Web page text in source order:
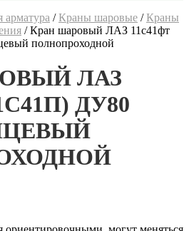
арматура /Краны шаровые /Краны
/Кран шаровый ЛАЗ 11с41фт
полнопроходной
ЛАЗ
ДУ80